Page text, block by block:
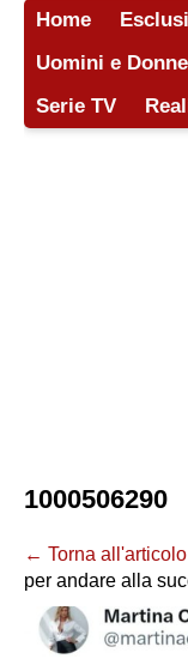
Home
Uomini e Donne
Serie TV
1000506290
← Torna all'articolo
per andare alla